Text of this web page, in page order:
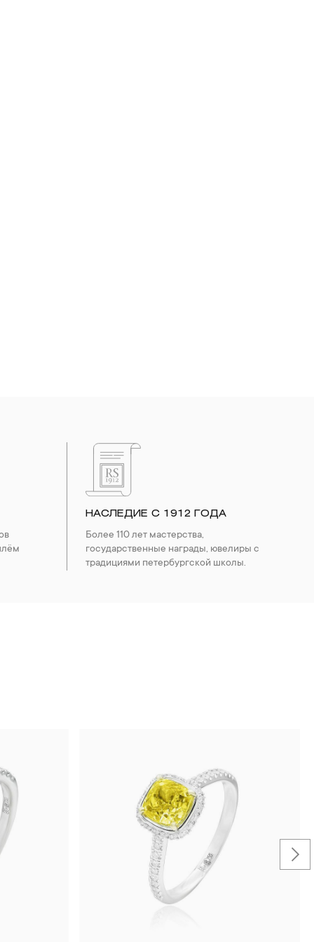
НАСЛЕДИЕ С 1912 ГОДА
Более 110 лет мастерства,
государственные награды, ювелиры с
традициями петербургской школы.